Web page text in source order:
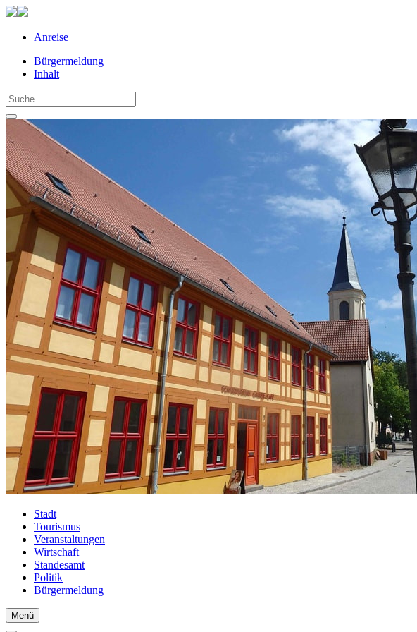
Anreise
Bürgermeldung
Inhalt
Stadt
Tourismus
Veranstaltungen
Wirtschaft
Standesamt
Politik
Bürgermeldung
Menü